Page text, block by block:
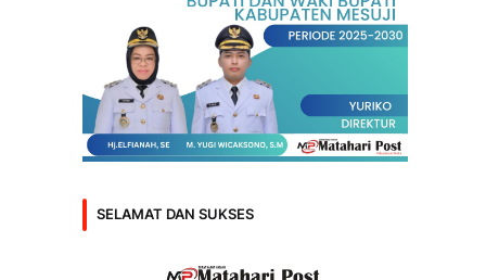
SELAMAT DAN SUKSES